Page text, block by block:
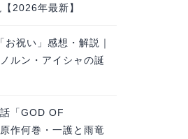
2026年最新】
祝い」感想・解説｜
ルン・アイシャの誕
「GOD OF
作何巻・一護と雨竜